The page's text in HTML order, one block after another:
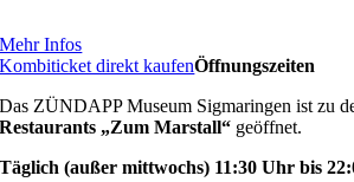
Mehr Infos
Kombiticket direkt kaufenÖffnungszeiten
Das ZÜNDAPP Museum Sigmaringen ist zu
Restaurants „Zum Marstall“ geöffnet.
Täglich (außer mittwochs) 11:30 Uhr bis